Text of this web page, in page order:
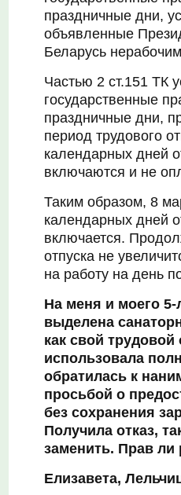
праздничные дни,
объявленные
Беларусь
Частью 2 ст.151 ТК
государственные
праздничные дни,
период трудового
календарных дней
включаются и не
Таким образом, 8
календарных дней
включается.
отпуска не
на работу на день
На меня и моего 5-
выделена
как свой трудовой
использовала
обратилась к
просьбой о
без сохранения
Получила отказ,
заменить. Прав ли
Елизавета,